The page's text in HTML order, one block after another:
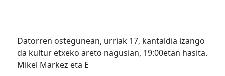
Datorren ostegunean, urriak 17, kantaldia izango
da kultur etxeko areto nagusian, 19:00etan hasita.
Mikel Markez eta E